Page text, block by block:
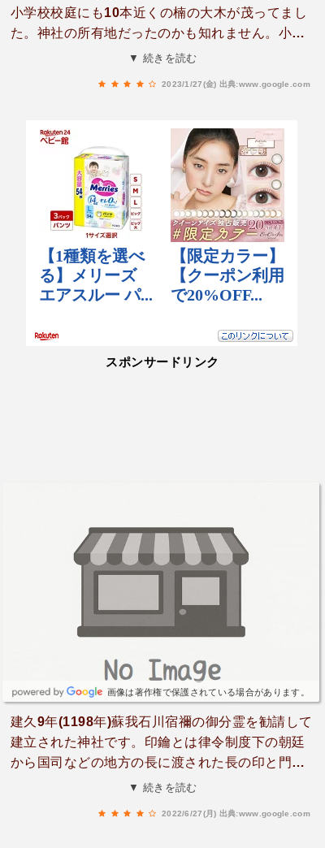
小学校校庭にも10本近くの楠の大木が茂ってまし
た。神社の所有地だったのかも知れません。小学
校の大木は今はありません。近くの鏡が池には毎
も実施されてるか故郷を離れて長いので不明で
▼ 続きを読む
2023/1/27(金) 出典:www.google.com
スポンサードリンク
画像は著作権で保護されている場合があります。
建久9年(1198年)蘇我石川宿禰の御分霊を勧請して
建立された神社です。印鑰とは律令制度下の朝廷
から国司などの地方の長に渡された長の印と門や
倉の鑰(かぎ)の事で、印鑰自体が神格化されて祀
▼ 続きを読む
2022/6/27(月) 出典:www.google.com